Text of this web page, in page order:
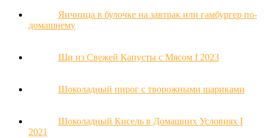
Яичница в булочке на завтрак или гамбургер по-
домашнему
Щи из Свежей Капусты с Мясом Ι 2023
Шоколадный пирог с творожными шариками
Шоколадный Кисель в Домашних Условиях Ι
2021